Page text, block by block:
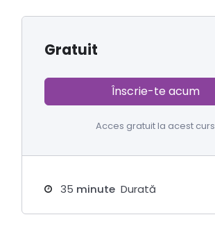
Gratuit
Înscrie-te acum
Acces gratuit la acest curs
35 minute Durată